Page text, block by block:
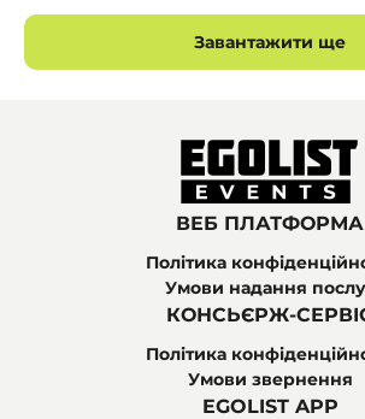
Завантажити ще
ВЕБ ПЛАТФОРМА
Політика
Умови надання
КОНСЬЄРЖ-
Політика
Умови звернення
EGOLIST APP